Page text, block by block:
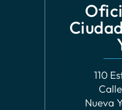
110
Nueva